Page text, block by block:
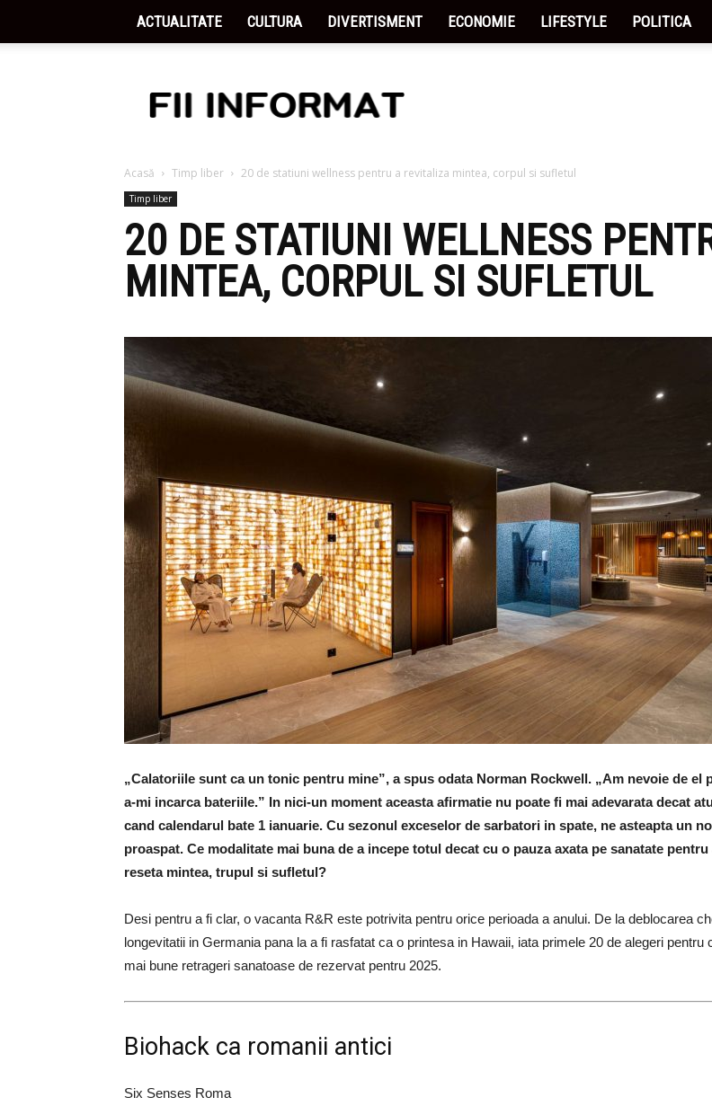
ACTUALITATE CULTURA DIVERTISMENT ECONOMIE LIFESTYLE POLITICA
Informat
Acasă Timp liber 20 de statiuni wellness pentru a revitaliza mintea, corpul si sufletul
Timp liber
20 DE STATIUNI WELLNESS
MINTEA, CORPUL SI SUFLETUL
„Calatoriile sunt ca un tonic pentru mine”, a spus odata Norman Rockwell. „Am nevoie de el
a-mi incarca bateriile.” In nici-un moment aceasta afirmatie nu poate fi mai adevarata decat
cand calendarul bate 1 ianuarie. Cu sezonul exceselor de sarbatori in spate, ne asteapta un
proaspat. Ce modalitate mai buna de a incepe totul decat cu o pauza axata pe sanatate pentru
reseta mintea, trupul si sufletul?
Desi pentru a fi clar, o vacanta R&R este potrivita pentru orice perioada a anului. De la deblocarea
longevitatii in Germania pana la a fi rasfatat ca o printesa in Hawaii, iata primele 20 de alegeri pentru
mai bune retrageri sanatoase de rezervat pentru 2025.
Biohack ca romanii antici
Six Senses Roma